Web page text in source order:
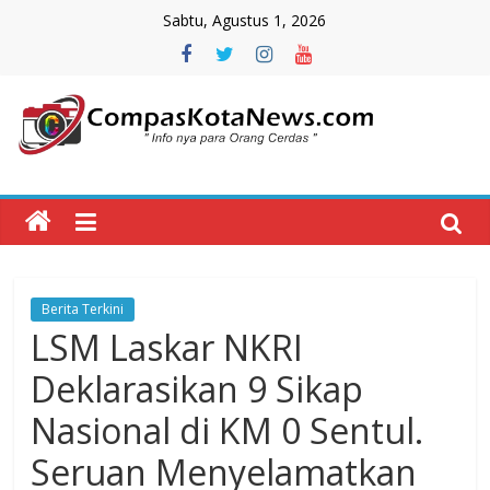
Sabtu, Agustus 1, 2026
Compas
Kota
CompasKotaNews.com
Hadir
untuk
memberikan
informasi
kepada
masyarakat
Berita Terkini
LSM Laskar NKRI
Deklarasikan 9 Sikap
Nasional di KM 0 Sentul.
Seruan Menyelamatkan